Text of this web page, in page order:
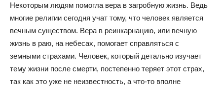
Некоторым людям помогла вера в загробную жизнь. Ведь
многие религии сегодня учат тому, что человек является
вечным существом. Вера в реинкарнацию, или вечную
жизнь в раю, на небесах, помогает справляться с
земными страхами. Человек, который детально изучает
тему жизни после смерти, постепенно теряет этот страх,
так как это уже не неизвестность, а что-то вполне